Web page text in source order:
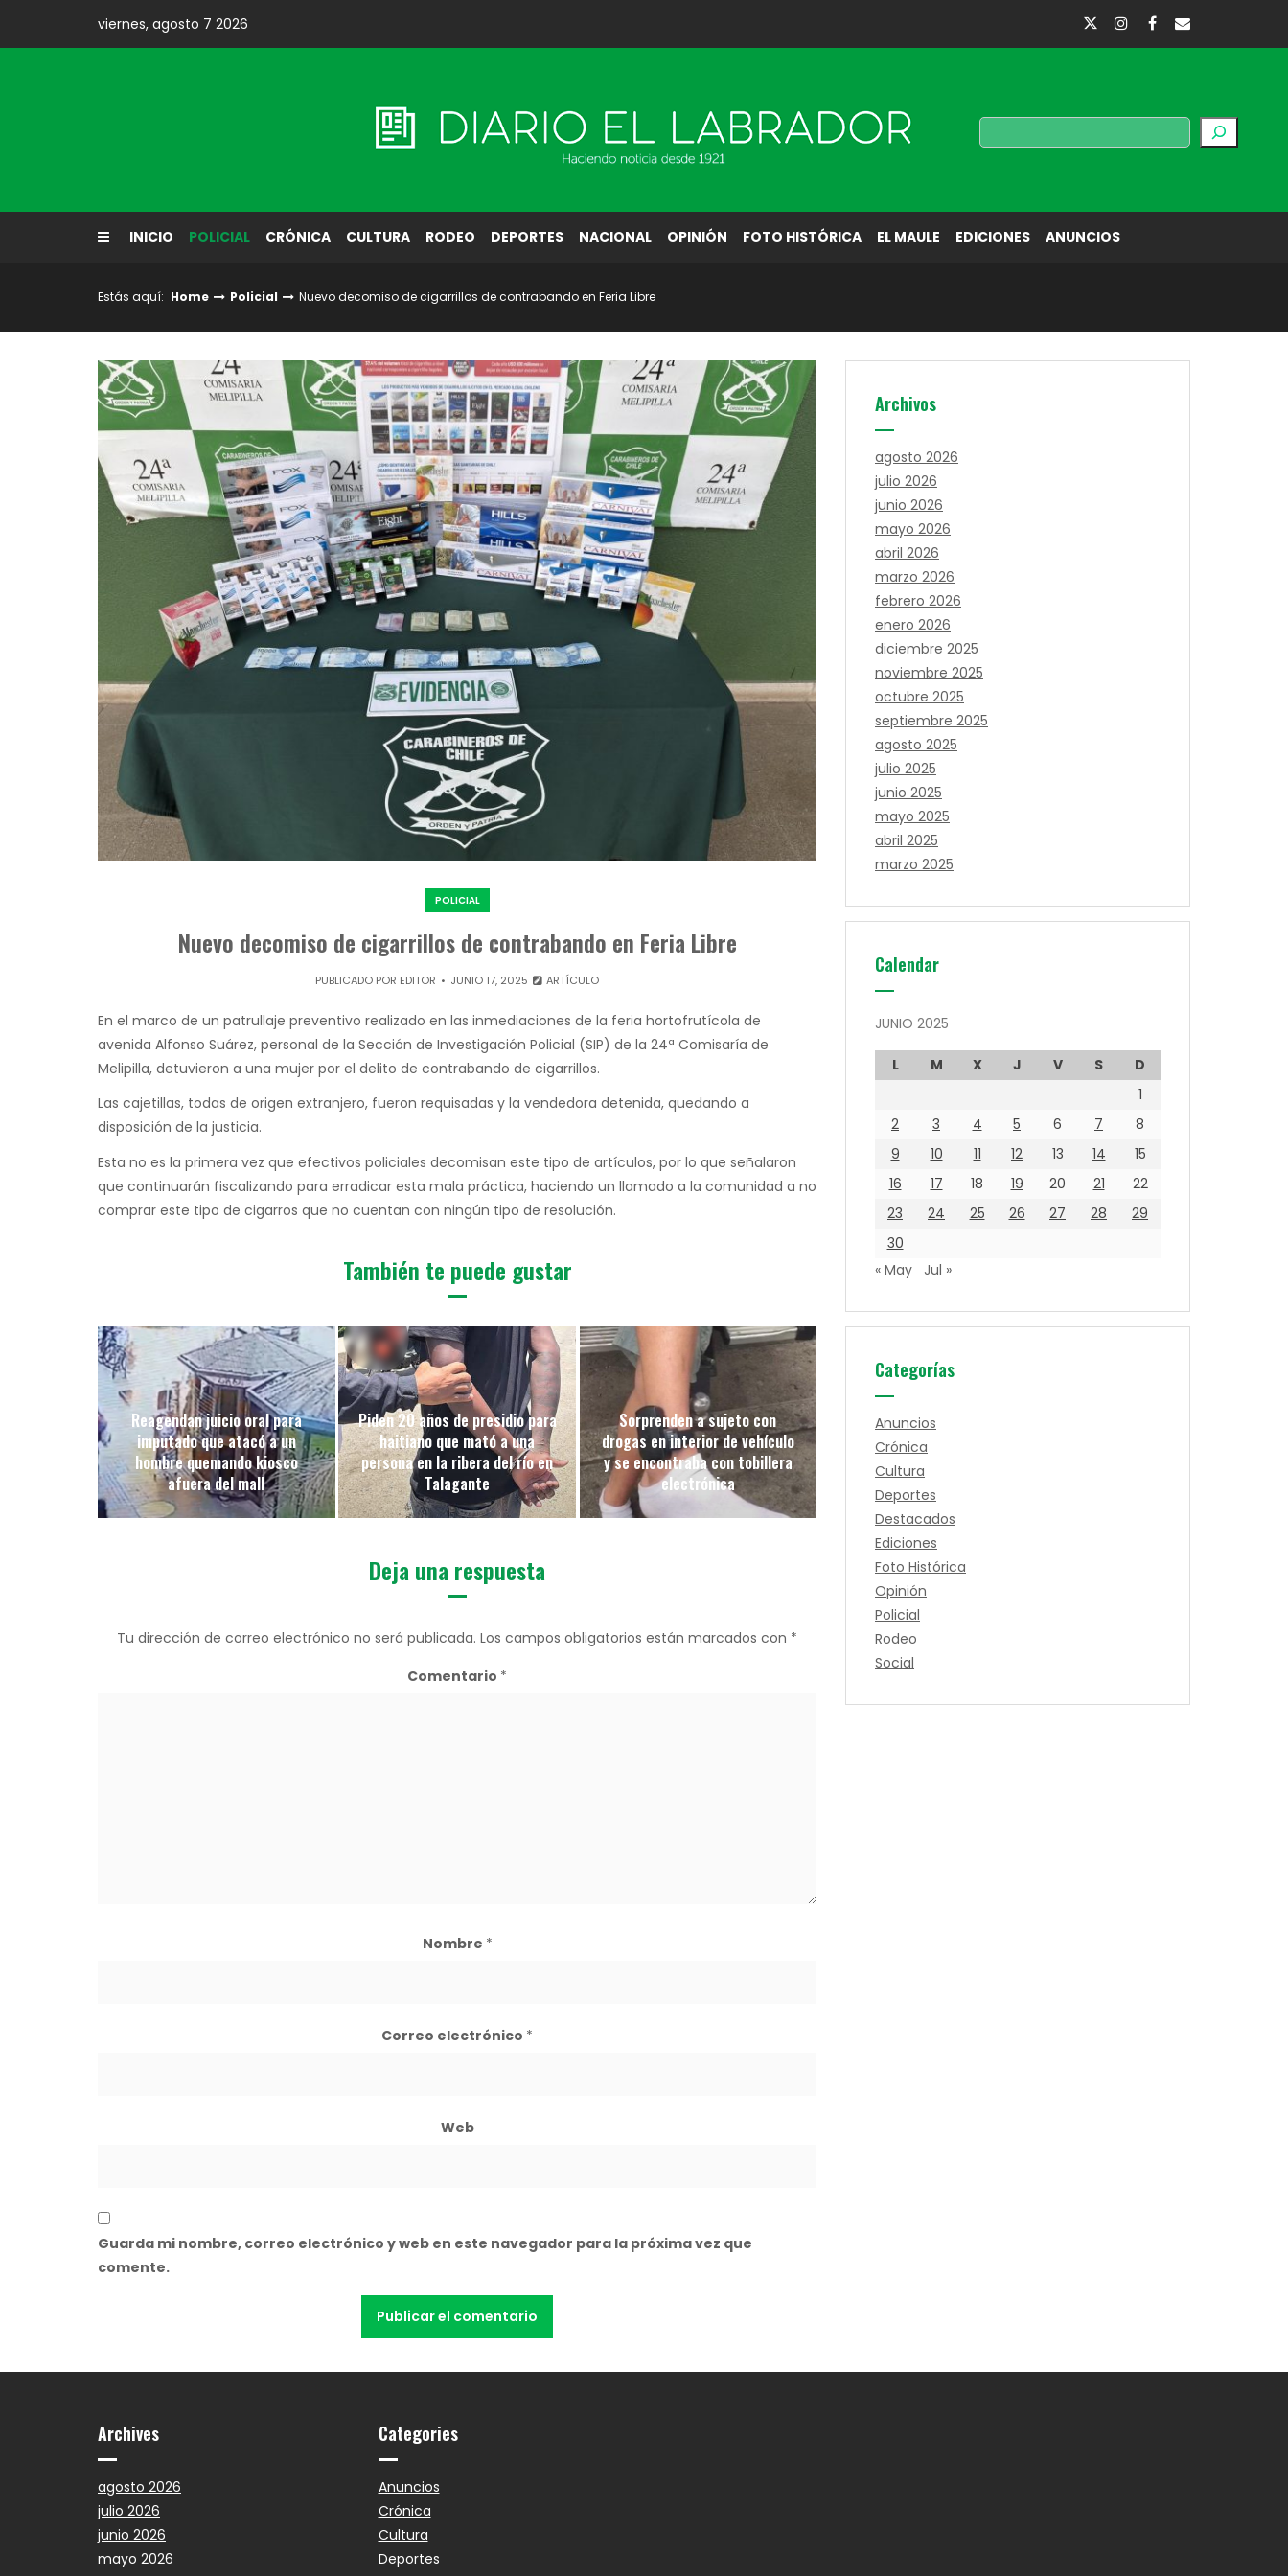
content
viernes, agosto 7 2026
Diario El Labrador Buscar
INICIO POLICIAL CRÓNICA CULTURA RODEO DEPORTES NACIONAL OPINIÓN FOTO HISTÓRICA EL MAULE EDICIONES ANUNCIOS
Estás aquí: Home Policial Nuevo decomiso de cigarrillos de contrabando en Feria Libre
POLICIAL
Nuevo decomiso de cigarrillos de contrabando en Feria Libre
PUBLICADO POR EDITOR JUNIO 17, 2025 ARTÍCULO
En el marco de un patrullaje preventivo realizado en las inmediaciones de la feria hortofrutícola de
avenida Alfonso Suárez, personal de la Sección de Investigación Policial (SIP) de la 24ª Comisaría de
Melipilla, detuvieron a una mujer por el delito de contrabando de cigarrillos.
Las cajetillas, todas de origen extranjero, fueron requisadas y la vendedora detenida, quedando a
disposición de la justicia.
Esta no es la primera vez que efectivos policiales decomisan este tipo de artículos, por lo que señalaron
que continuarán fiscalizando para erradicar esta mala práctica, haciendo un llamado a la comunidad a no
comprar este tipo de cigarros que no cuentan con ningún tipo de resolución.
También te puede gustar
Reagendan juicio oral para
imputado que atacó a un
hombre quemando kiosco
afuera del mall
Piden 20 años de presidio para
haitiano que mató a una
persona en la ribera del río en
Talagante
Sorprenden a sujeto con
drogas en interior de vehículo
y se encontraba con tobillera
electrónica
Deja una respuesta
Tu dirección de correo electrónico no será publicada. Los campos obligatorios están marcados con *
Comentario *
Nombre *
Correo electrónico *
Web
Guarda mi nombre, correo electrónico y web en este navegador para la próxima vez que
comente.
Archivos
agosto 2026
julio 2026
junio 2026
mayo 2026
abril 2026
marzo 2026
febrero 2026
enero 2026
diciembre 2025
noviembre 2025
octubre 2025
septiembre 2025
agosto 2025
julio 2025
junio 2025
mayo 2025
abril 2025
marzo 2025
Calendar
JUNIO 2025
L M X J V S
D
1
2
3 4 5 6 7
8
9
10 11 12 13 14
15
16
17 18 19 20 21
22
23
24 25 26 27 28
29
30
« May
Jul »
Categorías
Anuncios
Crónica
Cultura
Deportes
Destacados
Ediciones
Foto Histórica
Opinión
Policial
Rodeo
Social
Archives
agosto 2026
julio 2026
junio 2026
mayo 2026
Categories
Anuncios
Crónica
Cultura
Deportes